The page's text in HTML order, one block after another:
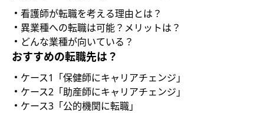
看護師が転職を考える理由とは？
異業種への転職は可能？メリットは？
どんな業種が向いている？
おすすめの転職先は？
ケース1「保健師にキャリアチェンジ」
ケース2「助産師にキャリアチェンジ」
ケース3「公的機関に転職」